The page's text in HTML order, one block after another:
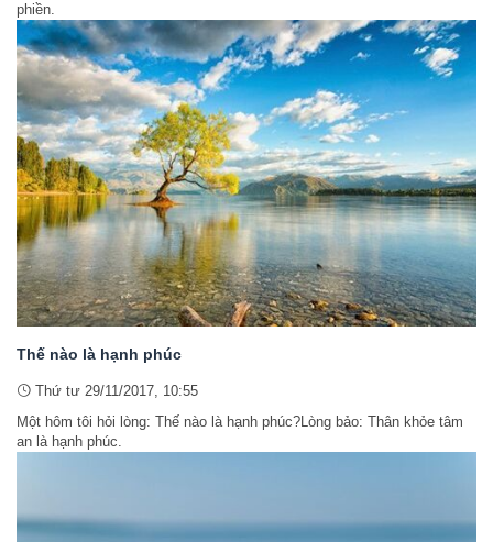
phiền.
Thế nào là hạnh phúc
Thứ tư 29/11/2017, 10:55
Một hôm tôi hỏi lòng: Thế nào là hạnh phúc?Lòng bảo: Thân khỏe tâm
an là hạnh phúc.